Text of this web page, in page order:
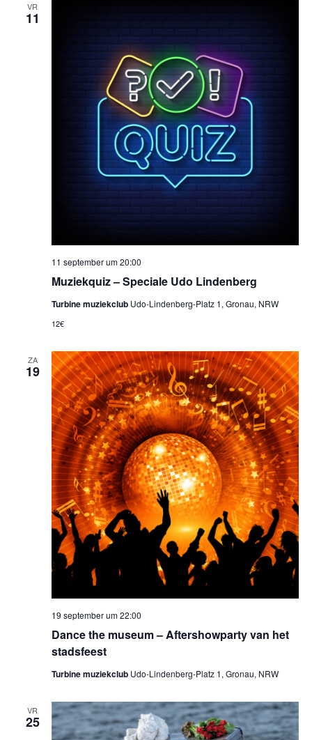
VR
11
Muziekquiz – Speciale Udo Lindenberg
11 september um 20:00
Turbine muziekclub Udo-Lindenberg-Platz 1, Gronau, NRW
12€
ZA
19
Dance the museum – Aftershowparty van het
stadsfeest
19 september um 22:00
Turbine muziekclub Udo-Lindenberg-Platz 1, Gronau, NRW
VR
25